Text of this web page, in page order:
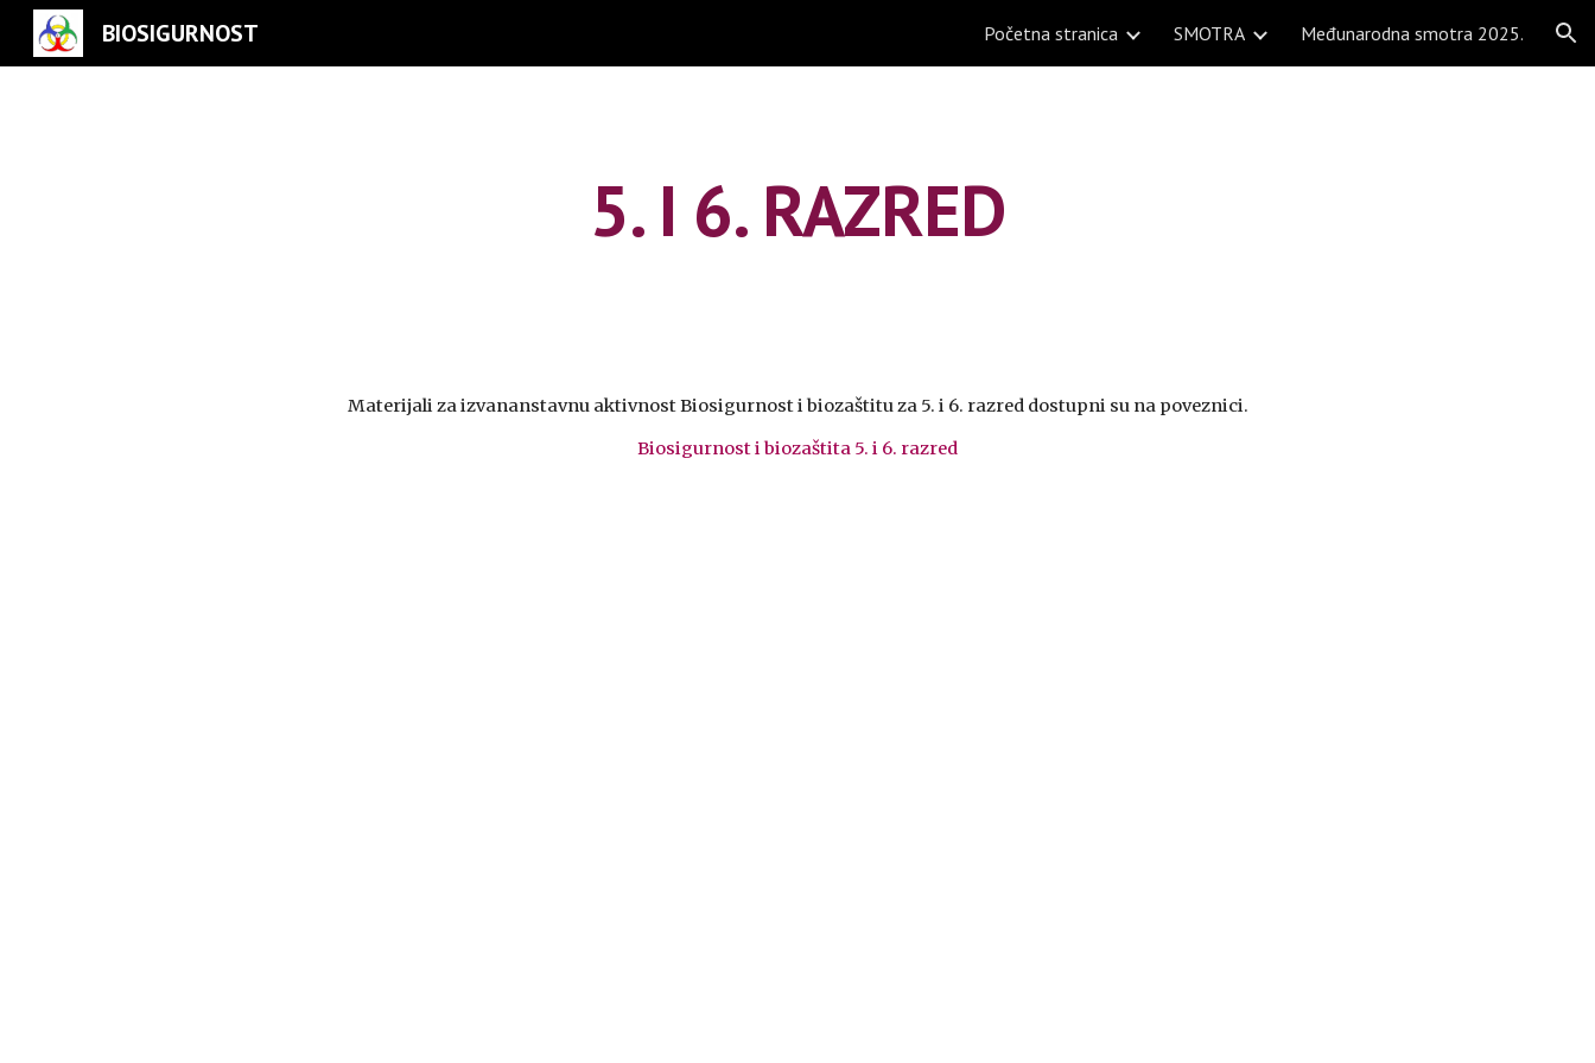
Skip to navigation
BIOSIGURNOST Početna stranica SMOTRA Međunarodna smotra 2025.
5. I 6. RAZRED
Materijali za izvananstavnu aktivnost Biosigurnost i biozaštitu za 5. i 6. razred dostupni su na poveznici.
Biosigurnost i biozaštita 5. i 6. razred